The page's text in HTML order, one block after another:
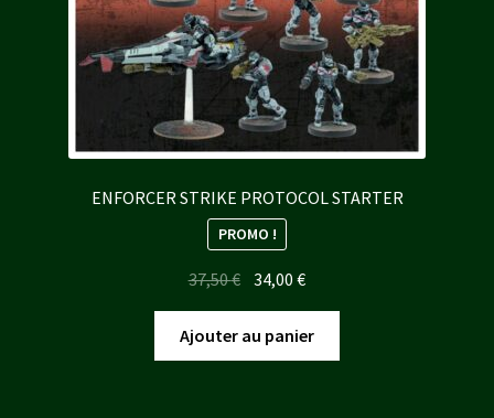
ENFORCER STRIKE PROTOCOL STARTER
PROMO !
37,50€ Le
prix
initial
était :
34,00€Le
prix
actuel
est :
Ajouter au panier